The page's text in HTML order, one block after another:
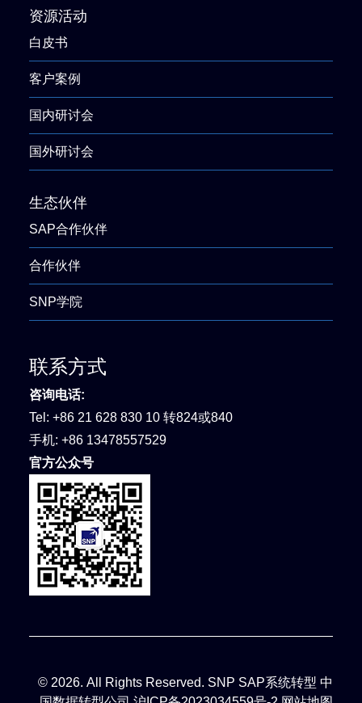
资源活动
白皮书
客户案例
国内研讨会
国外研讨会
生态伙伴
SAP合作伙伴
合作伙伴
SNP学院
联系方式
咨询电话:
Tel: +86 21 628 830 10 转824或840
手机: +86 13478557529
官方公众号
© 2026. All Rights Reserved. SNP SAP系统转型 中